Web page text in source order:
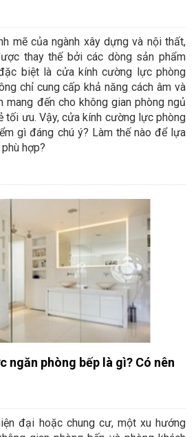
mẽ của ngành xây dựng và nội thất,
thay thế bởi các dòng sản phẩm
biệt là cửa kính cường lực phòng
chỉ cung cấp khả năng cách âm và
mang đến cho không gian phòng ngủ
tối ưu. Vậy, cửa kính cường lực phòng
gì đáng chú ý? Làm thế nào để lựa
hợp?
ngăn phòng bếp là gì? Có nên
đại hoặc chung cư, một xu hướng